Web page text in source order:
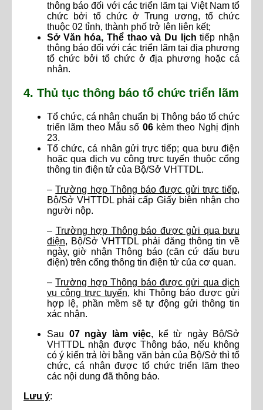
thông báo đối với các triển lãm tại Việt Nam tổ
chức bởi tổ chức ở Trung ương, tổ chức
thuộc 02 tỉnh, thành phố trở lên liên kết;
Sở Văn hóa, Thể thao và Du lịch tiếp nhận
thông báo đối với các triển lãm tại địa phương
tổ chức bởi tổ chức ở địa phương hoặc cá
nhân.
4. Thủ tục thông báo tổ chức triển lãm
Tổ chức, cá nhân chuẩn bị Thông báo tổ chức
triển lãm theo Mẫu số 06kèm theo Nghị định
23.
Tổ chức, cá nhân gửi trực tiếp; qua bưu điện
hoặc qua dịch vụ công trực tuyến thuộc cổng
thông tin điện tử của Bộ/Sở VHTTDL.
–Trường hợp Thông báo được gửi trực tiếp,
Bộ/Sở VHTTDL phải cấp Giấy biên nhận cho
người nộp.
– Trường hợp Thông báo được gửi qua bưu
điện, Bộ/Sở VHTTDL phải đăng thông tin về
ngày, giờ nhận Thông báo (căn cứ dấu bưu
điện) trên cổng thông tin điện tử của cơ quan.
–Trường hợp Thông báo được gửi qua dịch
vụ công trực tuyến, khi Thông báo được gửi
hợp lệ, phần mềm sẽ tự động gửi thông tin
xác nhận.
Sau 07 ngày làm việc, kể từ ngày Bộ/Sở
VHTTDL nhận được Thông báo, nếu không
có ý kiến trả lời bằng văn bản của Bộ/Sở thì tổ
chức, cá nhân được tổ chức triển lãm theo
các nội dung đã thông báo.
Lưu ý: